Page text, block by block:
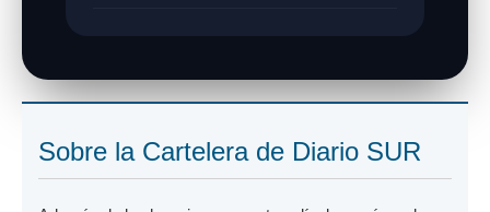
Sobre la Cartelera de Diario SUR